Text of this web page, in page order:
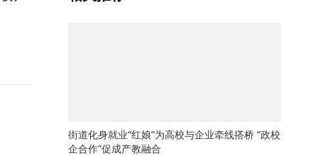
街道化身就业“红娘”为高校与企业牵线搭桥 “政校
企合作”促成产教融合